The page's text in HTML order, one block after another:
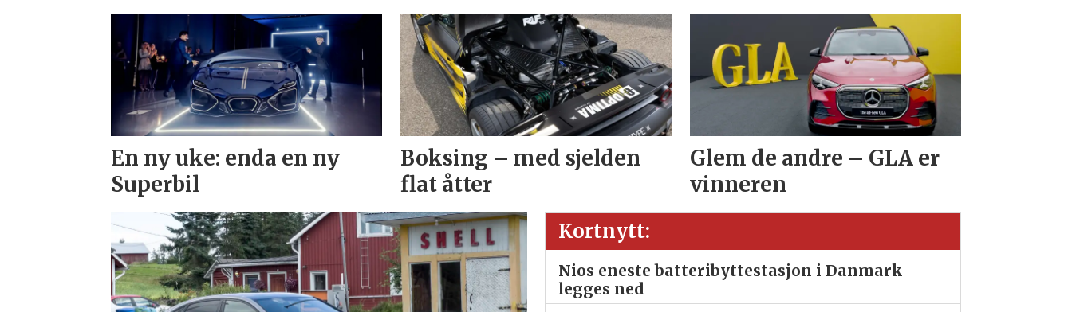
En ny uke: enda en ny
Superbil
Boksing – med sjelden
flat åtter
Glem de andre – GLA er
vinneren
Kortnytt:
Nios eneste batteribyttestasjon i Danmark
legges ned